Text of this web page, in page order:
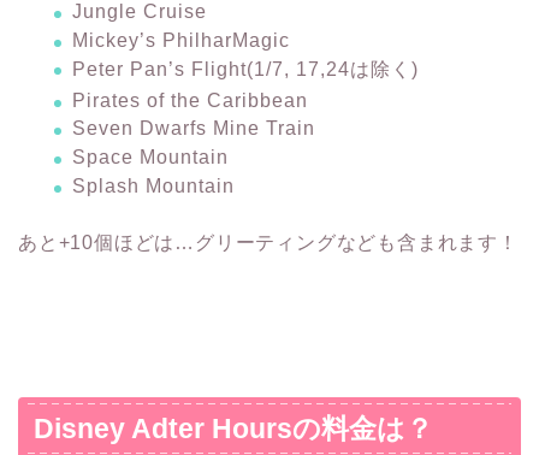
Jungle Cruise
Mickey’s PhilharMagic
Peter Pan’s Flight(1/7, 17,24は除く)
Pirates of the Caribbean
Seven Dwarfs Mine Train
Space Mountain
Splash Mountain
あと+10個ほどは…グリーティングなども含まれます！
Disney Adter Hoursの料金は？